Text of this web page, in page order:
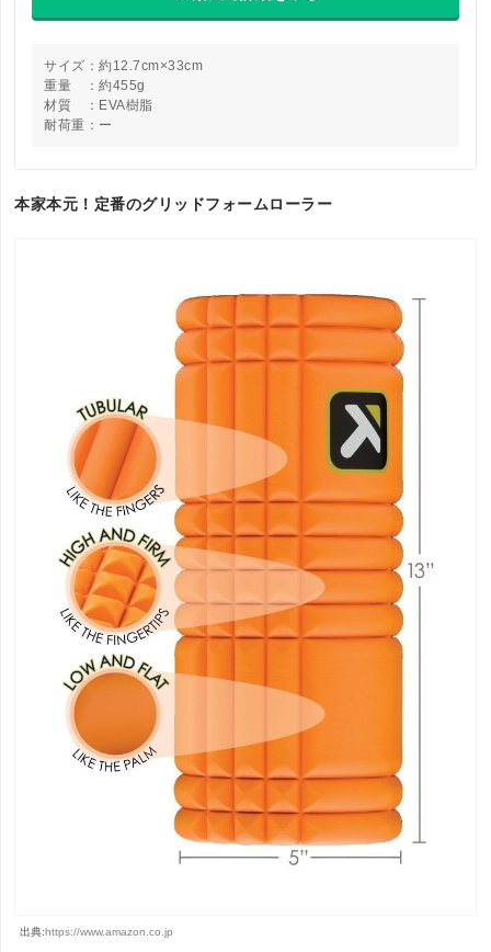
サイズ：約12.7cm×33cm
重量 ：約455g
材質 ：EVA樹脂
耐荷重：ー
本家本元！定番のグリッドフォームローラー
出典:https://www.amazon.co.jp